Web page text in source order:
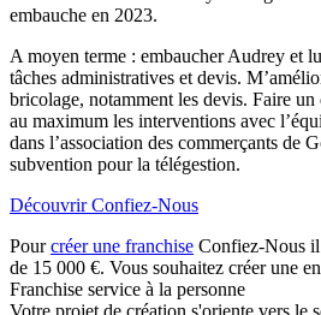
embauche en 2023.
A moyen terme : embaucher Audrey et
tâches administratives et devis.
bricolage, notamment les devis. Faire
au maximum les interventions avec
dans l’association des commerçants de
subvention pour la télégestion.
Découvrir Confiez-Nous
Pourcréer une franchise Confiez-Nous
de 15 000 €. Vous souhaitez créer une
Franchise service à la personne
Votre projet de création s'oriente vers le